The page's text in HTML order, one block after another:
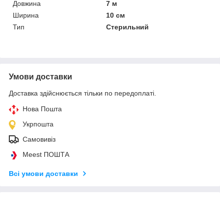
Довжина
7 м
Ширина
10 см
Тип
Стерильний
Умови доставки
Доставка здійснюється тільки по передоплаті.
Нова Пошта
Укрпошта
Самовивіз
Meest ПОШТА
Всі умови доставки